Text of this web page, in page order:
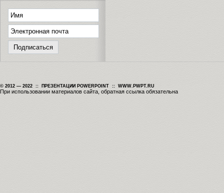
© 2012 — 2022 :: ПРЕЗЕНТАЦИИ POWERPOINT :: WWW.PWPT.RU
При использовании материалов сайта, обратная ссылка обязательна